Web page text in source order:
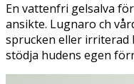
En vattenfri gelsalva
ansikte. Lugnaro ch
sprucken eller irriterad
stödja hudens egen